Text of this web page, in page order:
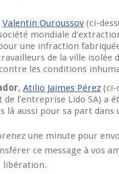
Valentin Ouroussov (ci-
mondiale
une infraction fabriquée
de la ville isolée
les conditions
, Atilio Jaimes Pérez (ci-
de l’entreprise Lido SA) a
là aussi pour sa part dans
une minute pour
ce message à vos
libération.